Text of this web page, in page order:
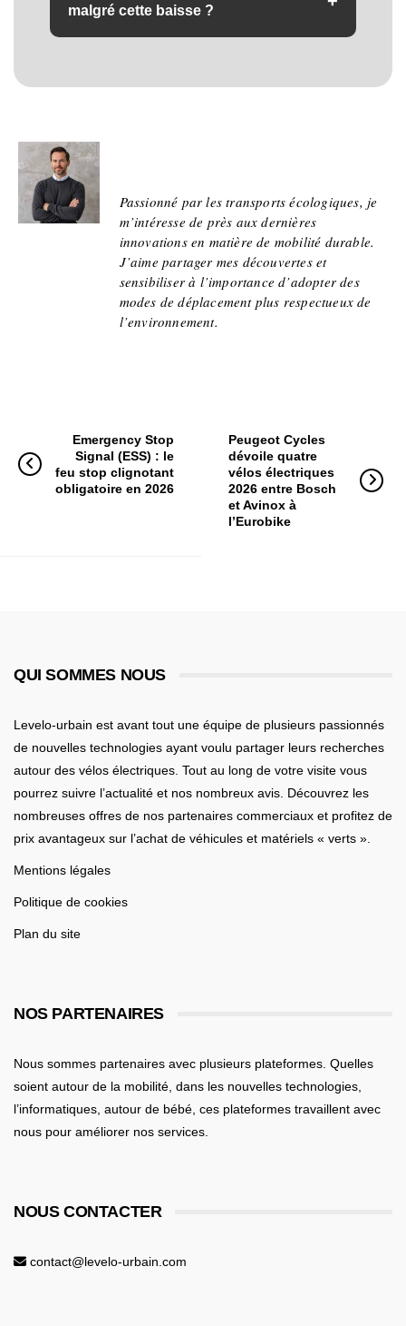
malgré cette baisse ?
plus stable, à l'abri des soubresauts du prix du
Passionné par les transports écologiques, je
m’intéresse de près aux dernières
innovations en matière de mobilité durable.
J’aime partager mes découvertes et
sensibiliser à l’importance d’adopter des
modes de déplacement plus respectueux de
l’environnement.
Emergency Stop
Signal (ESS) : le
feu stop clignotant
obligatoire en 2026
Peugeot Cycles
dévoile quatre
vélos électriques
2026 entre Bosch
et Avinox à
l’Eurobike
QUI SOMMES NOUS
Levelo-urbain est avant tout une équipe de plusieurs passionnés
de nouvelles technologies ayant voulu partager leurs recherches
autour des vélos électriques. Tout au long de votre visite vous
pourrez suivre l’actualité et nos nombreux avis. Découvrez les
nombreuses offres de nos partenaires commerciaux et profitez de
prix avantageux sur l’achat de véhicules et matériels « verts ».
Mentions légales
Politique de cookies
Plan du site
NOS PARTENAIRES
Nous sommes partenaires avec plusieurs plateformes. Quelles
soient autour de la mobilité , dans les nouvelles technologies,
l’informatiques, autour de bébé , ces plateformes travaillent avec
nous pour améliorer nos services.
NOUS CONTACTER
contact@levelo-urbain.com